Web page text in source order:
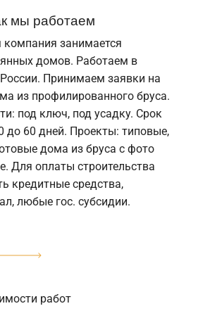
мы работаем
компания занимается
домов. Работаем в
Принимаем заявки на
из профилированного бруса.
под ключ, под усадку. Срок
до 60 дней. Проекты: типовые,
дома из бруса с фото
Для оплаты строительства
кредитные средства,
любые гос. субсидии.
работ